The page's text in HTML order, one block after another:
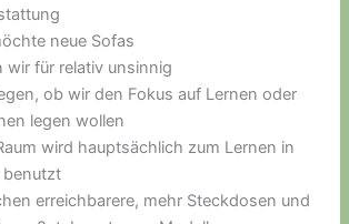
neue Sofas
wir für relativ unsinnig
ob wir den Fokus auf Lernen oder
legen wollen
wird hauptsächlich zum Lernen in
benutzt
erreichbarere, mehr Steckdosen und